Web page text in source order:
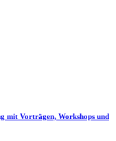
mit Vorträgen, Workshops und